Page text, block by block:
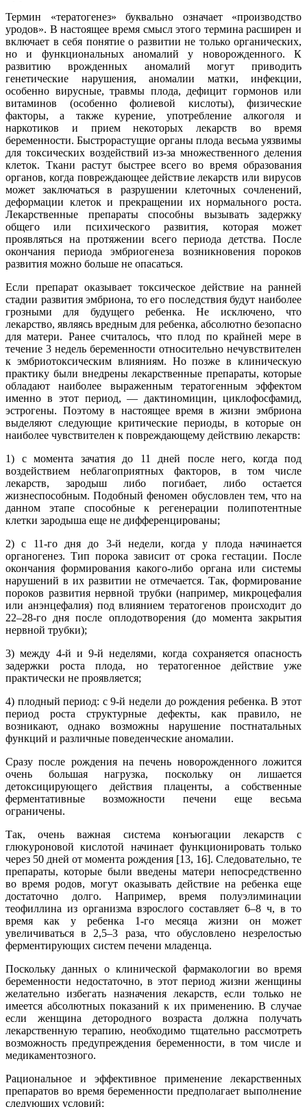
Термин «тератогенез» буквально означает «производство
уродов». В настоящее время смысл этого термина расширен и
включает в себя понятие о развитии не только органических,
но и функциональных аномалий у новорожденного. К
развитию врожденных аномалий могут приводить
генетические нарушения, аномалии матки, инфекции,
особенно вирусные, травмы плода, дефицит гормонов или
витаминов (особенно фолиевой кислоты), физические
факторы, а также курение, употребление алкоголя и
наркотиков и прием некоторых лекарств во время
беременности. Быстрорастущие органы плода весьма уязвимы
для токсических воздействий из-за множественного деления
клеток. Ткани растут быстрее всего во время образования
органов, когда повреждающее действие лекарств или вирусов
может заключаться в разрушении клеточных сочленений,
деформации клеток и прекращении их нормального роста.
Лекарственные препараты способны вызывать задержку
общего или психического развития, которая может
проявляться на протяжении всего периода детства. После
окончания периода эмбриогенеза возникновения пороков
развития можно больше не опасаться.
Если препарат оказывает токсическое действие на ранней
стадии развития эмбриона, то его последствия будут наиболее
грозными для будущего ребенка. Не исключено, что
лекарство, являясь вредным для ребенка, абсолютно безопасно
для матери. Ранее считалось, что плод по крайней мере в
течение 3 недель беременности относительно нечувствителен
к эмбриотоксическим влияниям. Но позже в клиническую
практику были внедрены лекарственные препараты, которые
обладают наиболее выраженным тератогенным эффектом
именно в этот период, — дактиномицин, циклофосфамид,
эстрогены. Поэтому в настоящее время в жизни эмбриона
выделяют следующие критические периоды, в которые он
наиболее чувствителен к повреждающему действию лекарств:
1) с момента зачатия до 11 дней после него, когда под
воздействием неблагоприятных факторов, в том числе
лекарств, зародыш либо погибает, либо остается
жизнеспособным. Подобный феномен обусловлен тем, что на
данном этапе способные к регенерации полипотентные
клетки зародыша еще не дифференцированы;
2) с 11-го дня до 3-й недели, когда у плода начинается
органогенез. Тип порока зависит от срока гестации. После
окончания формирования какого-либо органа или системы
нарушений в их развитии не отмечается. Так, формирование
пороков развития нервной трубки (например, микроцефалия
или анэнцефалия) под влиянием тератогенов происходит до
22–28-го дня после оплодотворения (до момента закрытия
нервной трубки);
3) между 4-й и 9-й неделями, когда сохраняется опасность
задержки роста плода, но тератогенное действие уже
практически не проявляется;
4) плодный период: с 9-й недели до рождения ребенка. В этот
период роста структурные дефекты, как правило, не
возникают, однако возможны нарушение постнатальных
функций и различные поведенческие аномалии.
Сразу после рождения на печень новорожденного ложится
очень большая нагрузка, поскольку он лишается
детоксицирующего действия плаценты, а собственные
ферментативные возможности печени еще весьма
ограничены.
Так, очень важная система конъюгации лекарств с
глюкуроновой кислотой начинает функционировать только
через 50 дней от момента рождения [13, 16]. Следовательно, те
препараты, которые были введены матери непосредственно
во время родов, могут оказывать действие на ребенка еще
достаточно долго. Например, время полуэлиминации
теофиллина из организма взрослого составляет 6–8 ч, в то
время как у ребенка 1-го месяца жизни он может
увеличиваться в 2,5–3 раза, что обусловлено незрелостью
ферментирующих систем печени младенца.
Поскольку данных о клинической фармакологии во время
беременности недостаточно, в этот период жизни женщины
желательно избегать назначения лекарств, если только не
имеется абсолютных показаний к их применению. В случае
если женщина детородного возраста должна получать
лекарственную терапию, необходимо тщательно рассмотреть
возможность предупреждения беременности, в том числе и
медикаментозного.
Рациональное и эффективное применение лекарственных
препаратов во время беременности предполагает выполнение
следующих условий: